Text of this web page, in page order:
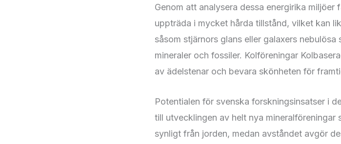
Genom att analysera dessa energirika
uppträda i mycket hårda tillstånd, vilket kan
såsom stjärnors glans eller galaxers
mineraler och fossiler. Kolföreningar
av ädelstenar och bevara skönheten för
Potentialen för svenska forskningsinsatser i
till utvecklingen av helt nya mineralföreningar
synligt från jorden, medan avståndet avgör